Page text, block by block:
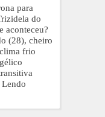
para
do
aconteceu?
(28), cheiro
frio